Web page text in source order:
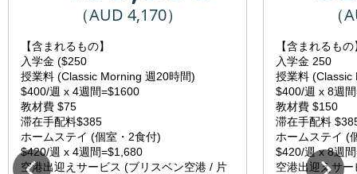
（AUD 4,170）
【含まれるもの】
入学金 ($250
授業料 (Classic Morning 週20時間)
$400/週 x 4週間=$1600
教材費 $75
滞在手配料$385
ホームステイ (個室・2食付)
$420/週 x 4週間=$1,680
空港出迎えサービス (ブリスベン空港 / 片
（
【含まれるもの
入学金 250
授業料 (Classic
$400/週 x 8週
教材費 $150
滞在手配料
ホームステイ (
$420/週 x 8週
空港出迎えサ